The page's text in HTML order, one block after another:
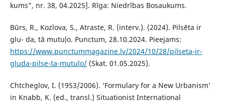
kums”, nr. 38, 04.2025]. Rīga: Niedrības Bosaukums.
Būrs, R., Kozlova, S., Atraste, R. (interv.). (2024). Pilsēta ir
glu- da, tā mutuļo. Punctum, 28.10.2024. Pieejams:
https://www.punctummagazine.lv/2024/10/28/pilseta-ir-
gluda-pilse-ta-mutulo/(Skat. 01.05.2025).
Chtcheglov, I. (1953/2006). ‘Formulary for a New Urbanism’
in Knabb, K. (ed., transl.) Situationist International